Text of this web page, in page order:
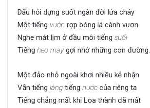
Dấu hỏi dựng suốt ngàn đời lửa cháy
Một tiếng vườn rợp bóng lá cành vươn
Nghe mát lịm ở đầu môi tiếng suối
Tiếng heo may gợi nhớ những con đường.
Một đảo nhỏ ngoài khơi nhiều kẻ nhận
Vẫn tiếng làng tiếng nước của riêng ta
Tiếng chẳng mất khi Loa thành đã mất